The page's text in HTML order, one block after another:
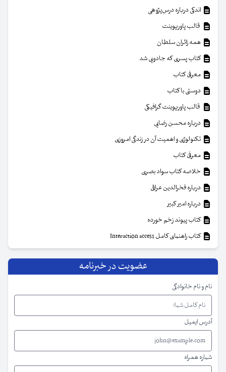
اندکی درباره درس‌پژوهی
قالب پاورپوینت
همه زائران سلطان
کتاب پسری که جادویی شد
معرفی کتاب
دوستی با کتاب
قالب پاورپوینت گرافیکی
درباره محسن رضایی
تکنولوژی و اهمیت آن در زندگی امروزی
معرفی کتاب
خلاصه کتاب سواد بصری
درباره فخرالدین عراقی
درباره امیر کبیر
کتاب پیوند زخم خورده
کتاب راهنمای کامل Interaction access
عضویت در خبرنامه
نام و نام خانوادگی
آدرس ایمیل
شماره همراه